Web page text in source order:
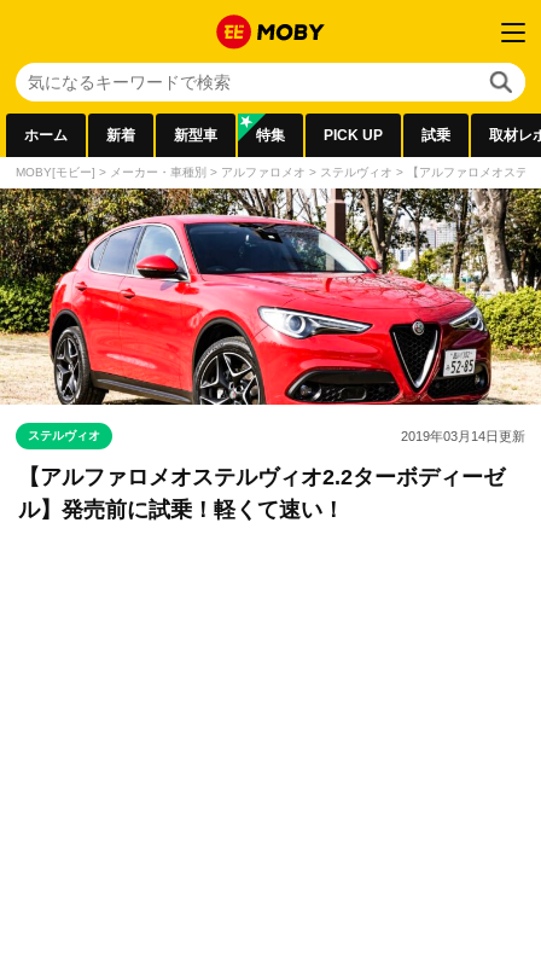
ホーム 新着 新型車 特集 PICK UP 試乗 取材レ
MOBY[モビー] > メーカー・車種別 > アルファロメオ > ステルヴィオ > 【アルファロメオステ
ステルヴィオ 2019年03月14日更新
【アルファロメオステルヴィオ2.2ターボディーゼ
ル】発売前に試乗！軽くて速い！